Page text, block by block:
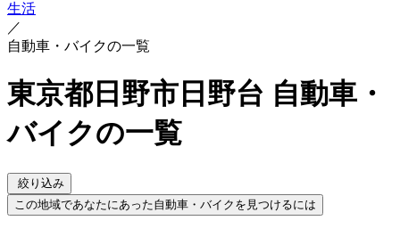
生活
／
自動車・バイクの一覧
東京都日野市日野台 自動車・
バイクの一覧
絞り込み
この地域であなたにあった自動車・バイクを見つけるには